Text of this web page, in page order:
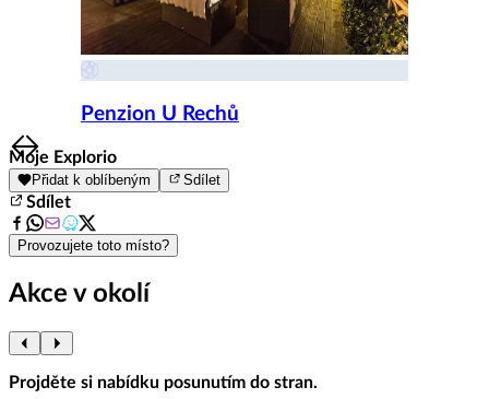
Penzion U Rechů
Item
1
of
8
Moje Explorio
Přidat k oblíbeným Sdílet
Sdílet
Provozujete toto místo?
Akce v okolí
Projděte si nabídku posunutím do stran.